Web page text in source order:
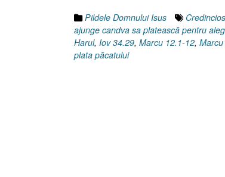
Pildele Domnului Isus
ajunge candva sa platească pentru
Harul, Iov 34.29, Marcu 12.1-12,
plata păcatului